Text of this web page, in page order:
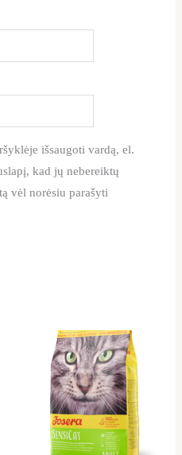
išsaugoti vardą, el.
kad jų nebereiktų
vėl norėsiu parašyti
Price
range:
14,60 €
through
54,50 €
This
product
has
multiple
variants.
The